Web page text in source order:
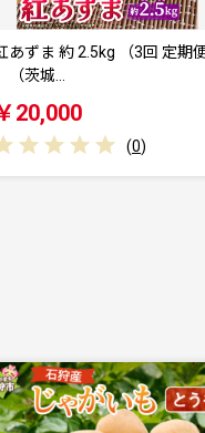
紅あずま 約2.5kg （6回 定期
）（茨城県…
￥40,000
(